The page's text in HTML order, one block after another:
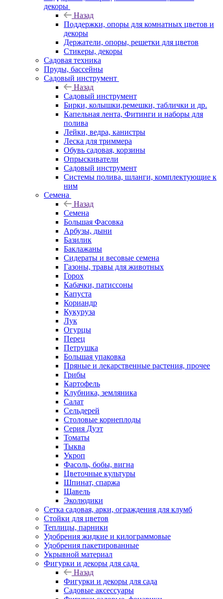
декоры
Назад
Поддержки, опоры для комнатных цветов и
декоры
Держатели, опоры, решетки для цветов
Стикеры, декоры
Садовая техника
Пруды, бассейны
Садовый инструмент
Назад
Садовый инструмент
Бирки, колышки,ремешки, таблички и др.
Капельная лента, Фитинги и наборы для
полива
Лейки, ведра, канистры
Леска для триммера
Обувь садовая, корзины
Опрыскиватели
Садовый инструмент
Системы полива, шланги, комплектующие к
ним
Семена
Назад
Семена
Большая Фасовка
Арбузы, дыни
Базилик
Баклажаны
Сидераты и весовые семена
Газоны, травы для животных
Горох
Кабачки, патиссоны
Капуста
Кориандр
Кукуруза
Лук
Огурцы
Перец
Петрушка
Большая упаковка
Пряные и лекарственные растения, прочее
Грибы
Картофель
Клубника, земляника
Салат
Сельдерей
Столовые корнеплоды
Серия Дуэт
Томаты
Тыква
Укроп
Фасоль, бобы, вигна
Цветочные культуры
Шпинат, спаржа
Щавель
Эколюдики
Сетка садовая, арки, ограждения для клумб
Стойки для цветов
Теплицы, парники
Удобрения жидкие и килограммовые
Удобрения пакетированные
Укрывной материал
Фигурки и декоры для сада
Назад
Фигурки и декоры для сада
Садовые аксессуары